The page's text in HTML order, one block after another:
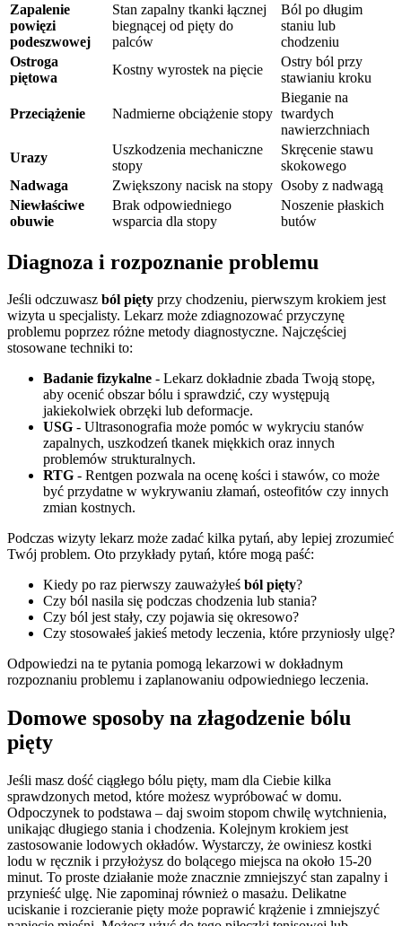
Zapalenie
powięzi
podeszwowej
Stan zapalny tkanki łącznej
biegnącej od pięty do
palców
Ból po długim
staniu lub
chodzeniu
Ostroga
piętowa
Kostny wyrostek na pięcie
Ostry ból przy
stawianiu kroku
Przeciążenie Nadmierne obciążenie stopy
Bieganie na
twardych
nawierzchniach
Urazy
Uszkodzenia mechaniczne
stopy
Skręcenie stawu
skokowego
Nadwaga
Zwiększony nacisk na stopy Osoby z nadwagą
Niewłaściwe
obuwie
Brak odpowiedniego
wsparcia dla stopy
Noszenie płaskich
butów
Diagnoza i rozpoznanie problemu
Jeśli odczuwasz ból pięty przy chodzeniu, pierwszym krokiem jest
wizyta u specjalisty. Lekarz może zdiagnozować przyczynę
problemu poprzez różne metody diagnostyczne. Najczęściej
stosowane techniki to:
Badanie fizykalne - Lekarz dokładnie zbada Twoją stopę,
aby ocenić obszar bólu i sprawdzić, czy występują
jakiekolwiek obrzęki lub deformacje.
USG - Ultrasonografia może pomóc w wykryciu stanów
zapalnych, uszkodzeń tkanek miękkich oraz innych
problemów strukturalnych.
RTG - Rentgen pozwala na ocenę kości i stawów, co może
być przydatne w wykrywaniu złamań, osteofitów czy innych
zmian kostnych.
Podczas wizyty lekarz może zadać kilka pytań, aby lepiej zrozumieć
Twój problem. Oto przykłady pytań, które mogą paść:
Kiedy po raz pierwszy zauważyłeś ból pięty?
Czy ból nasila się podczas chodzenia lub stania?
Czy ból jest stały, czy pojawia się okresowo?
Czy stosowałeś jakieś metody leczenia, które przyniosły ulgę?
Odpowiedzi na te pytania pomogą lekarzowi w dokładnym
rozpoznaniu problemu i zaplanowaniu odpowiedniego leczenia.
Domowe sposoby na złagodzenie bólu
pięty
Jeśli masz dość ciągłego bólu pięty, mam dla Ciebie kilka
sprawdzonych metod, które możesz wypróbować w domu.
Odpoczynek to podstawa – daj swoim stopom chwilę wytchnienia,
unikając długiego stania i chodzenia. Kolejnym krokiem jest
zastosowanie lodowych okładów. Wystarczy, że owiniesz kostki
lodu w ręcznik i przyłożysz do bolącego miejsca na około 15-20
minut. To proste działanie może znacznie zmniejszyć stan zapalny i
przynieść ulgę. Nie zapominaj również o masażu. Delikatne
uciskanie i rozcieranie pięty może poprawić krążenie i zmniejszyć